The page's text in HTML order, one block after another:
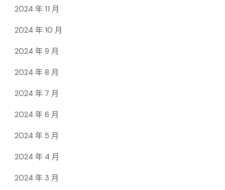
2024 年 11 月
2024 年 10 月
2024 年 9 月
2024 年 8 月
2024 年 7 月
2024 年 6 月
2024 年 5 月
2024 年 4 月
2024 年 3 月